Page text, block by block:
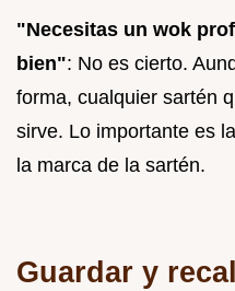
"Necesitas un wok
bien": No es cierto.
forma, cualquier sartén
sirve. Lo importante es
la marca de la sartén.
Guardar y